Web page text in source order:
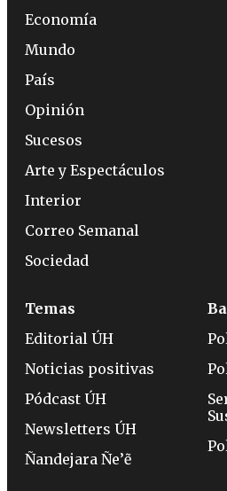
Economía
Mundo
País
Opinión
Sucesos
Arte y Espectáculos
Interior
Correo Semanal
Sociedad
Temas
Editorial ÚH
Noticias positivas
Pódcast ÚH
Newsletters ÚH
Ñandejara Ñe’ẽ